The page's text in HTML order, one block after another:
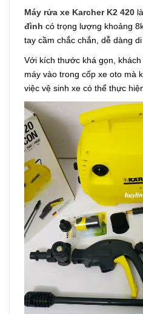
Máy rửa xe Karcher K2 420
đình có trọng lượng khoảng
tay cầm chắc chắn, dễ dàng di
Với kích thước khá gọn,
máy vào trong cốp xe oto mà
việc vệ sinh xe có thể thực